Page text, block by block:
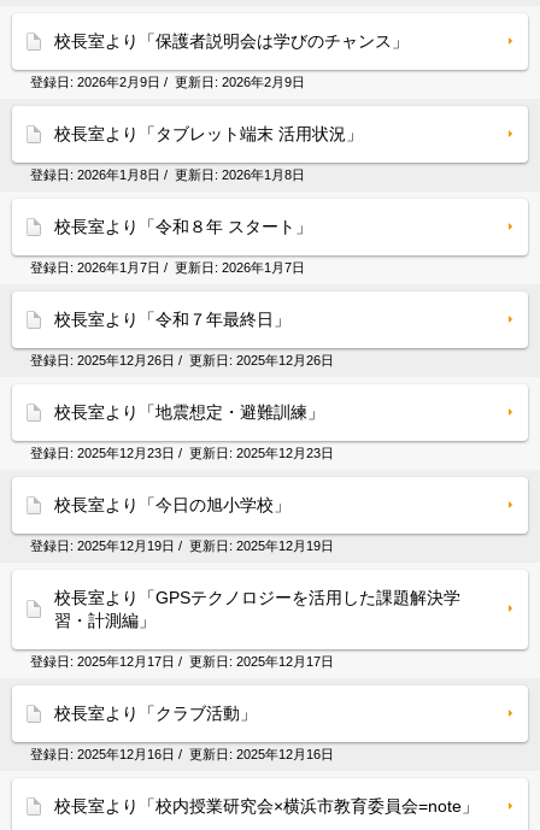
校長室より「保護者説明会は学びのチャンス」
登録日: 2026年2月9日 / 更新日: 2026年2月9日
校長室より「タブレット端末 活用状況」
登録日: 2026年1月8日 / 更新日: 2026年1月8日
校長室より「令和８年 スタート」
登録日: 2026年1月7日 / 更新日: 2026年1月7日
校長室より「令和７年最終日」
登録日: 2025年12月26日 / 更新日: 2025年12月26日
校長室より「地震想定・避難訓練」
登録日: 2025年12月23日 / 更新日: 2025年12月23日
校長室より「今日の旭小学校」
登録日: 2025年12月19日 / 更新日: 2025年12月19日
校長室より「GPSテクノロジーを活用した課題解決学
習・計測編」
登録日: 2025年12月17日 / 更新日: 2025年12月17日
校長室より「クラブ活動」
登録日: 2025年12月16日 / 更新日: 2025年12月16日
校長室より「校内授業研究会×横浜市教育委員会=note」